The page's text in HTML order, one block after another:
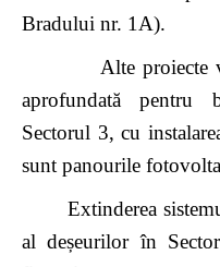
Bradului nr. 1A).
Alte proiecte
aprofundată
Sectorul 3, cu
sunt panourile
Extinderea
al deșeurilor în